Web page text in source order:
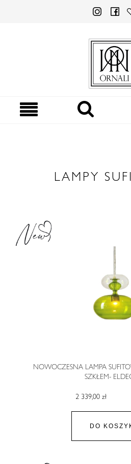
LAMPY
NOWOCZESNA LAMPA
SZKŁEM-
2 339,00 zł
DO